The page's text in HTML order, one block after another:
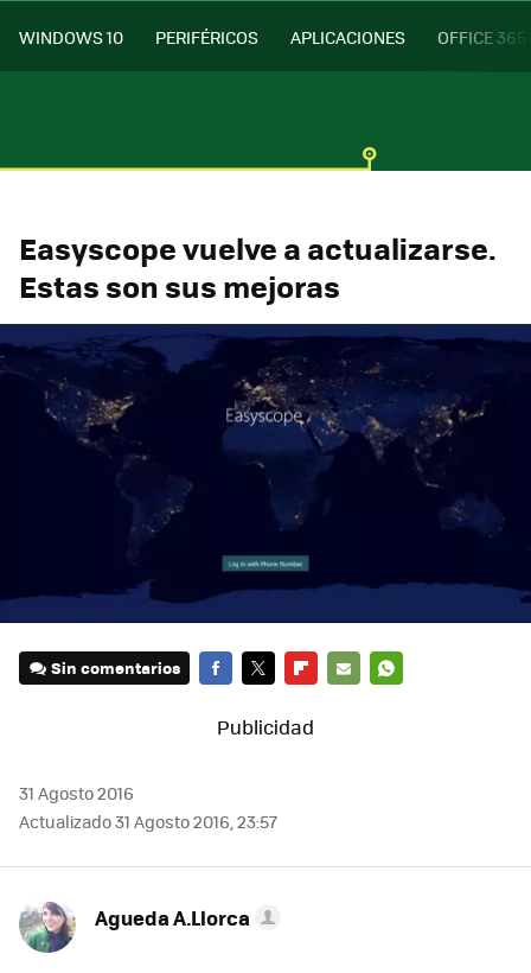
WINDOWS 10 PERIFÉRICOS APLICACIONES OFFICE 365
Easyscope vuelve a actualizarse.
Estas son sus mejoras
Sin comentarios
31 Agosto 2016
Actualizado 31 Agosto 2016, 23:57
Agueda A.Llorca